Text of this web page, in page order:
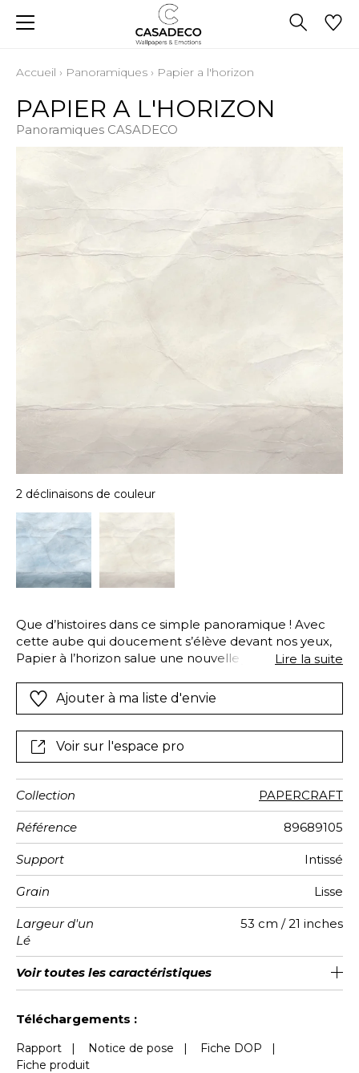
Accueil › Panoramiques › Papier a l'horizon
PAPIER A L'HORIZON
Panoramiques CASADECO
2 déclinaisons de couleur
Que d’histoires dans ce simple panoramique ! Avec
cette aube qui doucement s’élève devant nos yeux,
Papier à l’horizon salue une nouvelle journée avec
l’environnement importe peu… Tant qu’on peut
voyager sans entraves dans ce panoramique
jeu de pliage a défini une géométrie pleine de
poésie.
Lire la suite
Ajouter à ma liste d'envie
Voir sur l'espace pro
Collection PAPERCRAFT
Référence 89689105
Support Intissé
Grain Lisse
Largeur d'un
Lé
53 cm / 21 inches
Hauteur 310 cm / 122 inches
Largeur
Totale
212 cm / 83 inches
Nombre de
lés
4
Poids g/m² 130
Entretien Lavable
Pose colle Encollage du mur
Dépose Arrachage à sec
Norme COV A+
ASTME84 Class A
Norme
euroclass
C-s1, d0
Voir toutes les caractéristiques
Téléchargements :
Rapport | Notice de pose | Fiche DOP |
Fiche produit